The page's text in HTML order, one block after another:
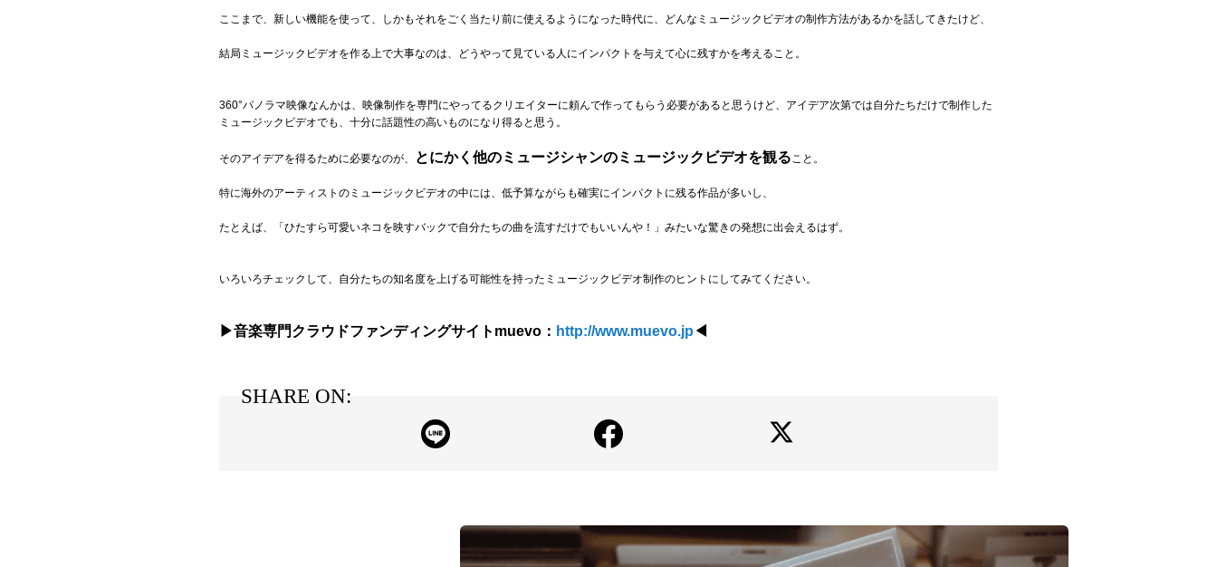
ここまで、新しい機能を使って、しかもそれをごく当たり前に使えるようになった時代に、どんなミュージックビデオの制作方法があるかを話してきたけど、
結局ミュージックビデオを作る上で大事なのは、どうやって見ている人にインパクトを与えて心に残すかを考えること。
360°パノラマ映像なんかは、映像制作を専門にやってるクリエイターに頼んで作ってもらう必要があると思うけど、アイデア次第では自分たちだけで制作した
ミュージックビデオでも、十分に話題性の高いものになり得ると思う。
そのアイデアを得るために必要なのが、 とにかく他のミュージシャンのミュージックビデオを観ること。
特に海外のアーティストのミュージックビデオの中には、低予算ながらも確実にインパクトに残る作品が多いし、
たとえば、「ひたすら可愛いネコを映すバックで自分たちの曲を流すだけでもいいんや！」みたいな驚きの発想に出会えるはず。
いろいろチェックして、自分たちの知名度を上げる可能性を持ったミュージックビデオ制作のヒントにしてみてください。
▶音楽専門クラウドファンディングサイトmuevo： http://www.muevo.jp ◀
SHARE ON: